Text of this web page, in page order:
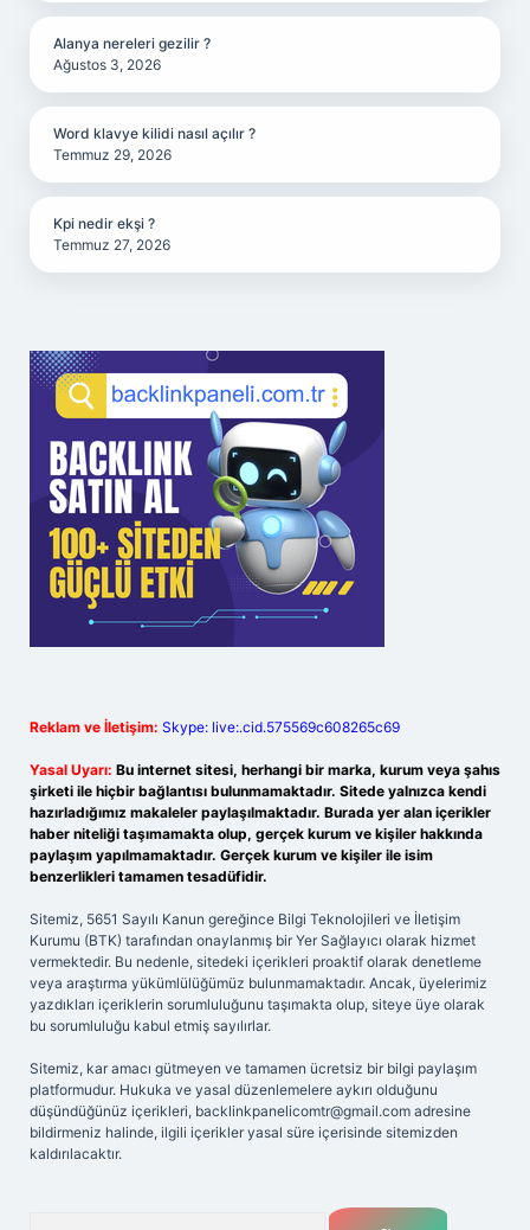
Alanya nereleri gezilir ?
Ağustos 3, 2026
Word klavye kilidi nasıl açılır ?
Temmuz 29, 2026
Kpi nedir ekşi ?
Temmuz 27, 2026
Reklam ve İletişim: Skype: live:.cid.575569c608265c69
Yasal Uyarı: Bu internet sitesi, herhangi bir marka, kurum veya şahıs
şirketi ile hiçbir bağlantısı bulunmamaktadır. Sitede yalnızca kendi
hazırladığımız makaleler paylaşılmaktadır. Burada yer alan içerikler
haber niteliği taşımamakta olup, gerçek kurum ve kişiler hakkında
paylaşım yapılmamaktadır. Gerçek kurum ve kişiler ile isim
benzerlikleri tamamen tesadüfidir.
Sitemiz, 5651 Sayılı Kanun gereğince Bilgi Teknolojileri ve İletişim
Kurumu (BTK) tarafından onaylanmış bir Yer Sağlayıcı olarak hizmet
vermektedir. Bu nedenle, sitedeki içerikleri proaktif olarak denetleme
veya araştırma yükümlülüğümüz bulunmamaktadır. Ancak, üyelerimiz
yazdıkları içeriklerin sorumluluğunu taşımakta olup, siteye üye olarak
bu sorumluluğu kabul etmiş sayılırlar.
Sitemiz, kar amacı gütmeyen ve tamamen ücretsiz bir bilgi paylaşım
platformudur. Hukuka ve yasal düzenlemelere aykırı olduğunu
düşündüğünüz içerikleri, backlinkpanelicomtr@gmail.com adresine
bildirmeniz halinde, ilgili içerikler yasal süre içerisinde sitemizden
kaldırılacaktır.